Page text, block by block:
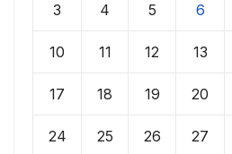
3 4 5 6
10 11 12 13
17 18 19 20
24 25 26 27